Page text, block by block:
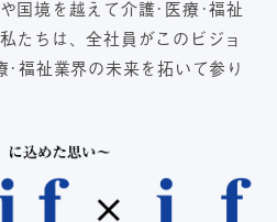
国境を越えて介護･医療･福祉
私たちは、全社員がこのビジョ
福祉業界の未来を拓いて参り